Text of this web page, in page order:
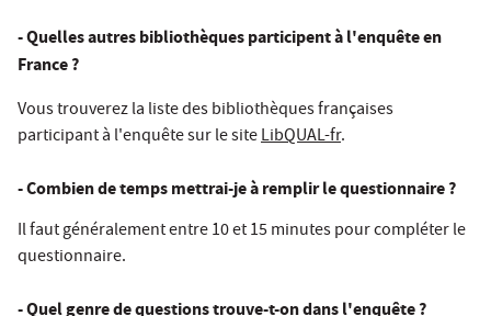
- Quelles autres bibliothèques participent à l'enquête en
France ?
Vous trouverez la liste des bibliothèques françaises
participant à l'enquête sur le siteLibQUAL-fr.
- Combien de temps mettrai-je à remplir le questionnaire ?
Il faut généralement entre 10 et 15 minutes pour compléter le
questionnaire.